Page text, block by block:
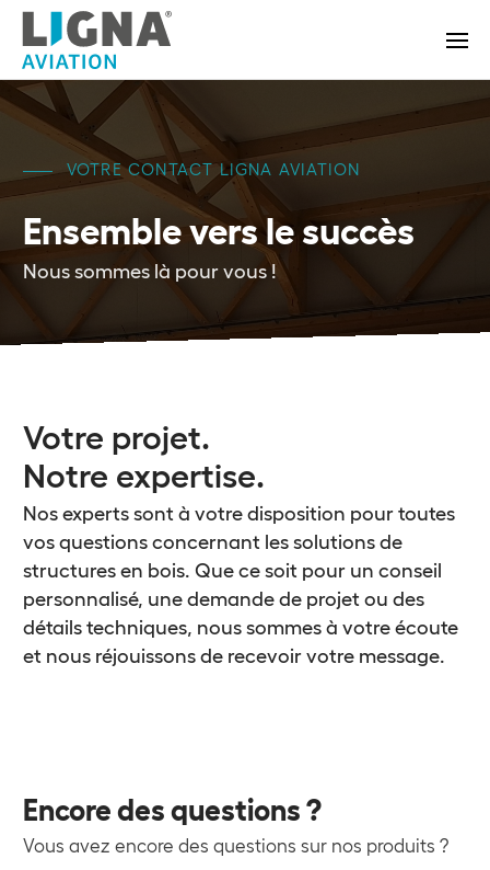
VOTRE CONTACT LIGNA AVIATION
Ensemble vers le succès
Nous sommes là pour vous !
Votre projet.
Notre expertise.
Nos experts sont à votre disposition pour toutes
vos questions concernant les solutions de
structures en bois. Que ce soit pour un conseil
personnalisé, une demande de projet ou des
détails techniques, nous sommes à votre écoute
et nous réjouissons de recevoir votre message.
Encore des questions ?
Vous avez encore des questions sur nos produits ?